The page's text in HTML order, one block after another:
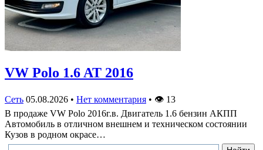
VW Polo 1.6 AT 2016
Сеть 05.08.2026 • Нет комментария • 👁 13
В продаже VW Polo 2016г.в. Двигатель 1.6 бензин АКПП
Автомобиль в отличном внешнем и техническом состоянии
Кузов в родном окрасе…